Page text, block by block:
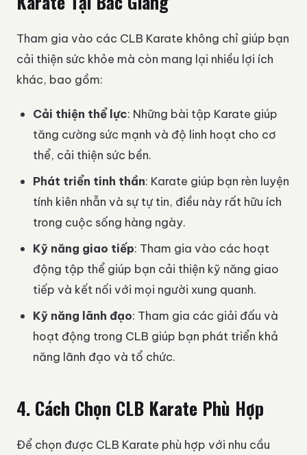
Tham gia vào các CLB Karate không chỉ giúp bạn
cải thiện sức khỏe mà còn mang lại nhiều lợi ích
khác, bao gồm:
Cải thiện thể lực: Những bài tập Karate giúp
tăng cường sức mạnh và độ linh hoạt cho cơ
thể, cải thiện sức bền.
Phát triển tinh thần: Karate giúp bạn rèn luyện
tính kiên nhẫn và sự tự tin, điều này rất hữu ích
trong cuộc sống hàng ngày.
Kỹ năng giao tiếp: Tham gia vào các hoạt
động tập thể giúp bạn cải thiện kỹ năng giao
tiếp và kết nối với mọi người xung quanh.
Kỹ năng lãnh đạo: Tham gia các giải đấu và
hoạt động trong CLB giúp bạn phát triển khả
năng lãnh đạo và tổ chức.
4. Cách Chọn CLB Karate Phù Hợp
Để chọn được CLB Karate phù hợp với nhu cầu